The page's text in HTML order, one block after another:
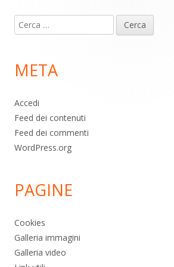
piè
pagina
Ricerca
per:
META
Accedi
Feed dei contenuti
Feed dei commenti
WordPress.org
PAGINE
Cookies
Galleria immagini
Galleria video